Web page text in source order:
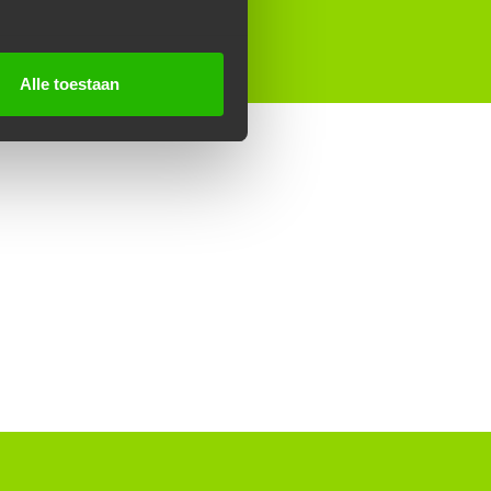
Alle toestaan